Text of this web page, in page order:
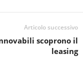
Articolo successivo
scoprono il
leasing